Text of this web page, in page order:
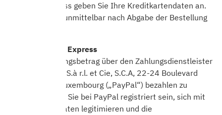
Im Bestellprozess geben Sie Ihre Kreditkartendaten an.
Ihre Karte wird unmittelbar nach Abgabe der Bestellung
PayPal, PayPal Express
Um den Rechnungsbetrag über den Zahlungsdienstleister
PayPal (Europe) S.à r.l. et Cie, S.C.A, 22-24 Boulevard
Royal, L-2449 Luxembourg („PayPal“) bezahlen zu
können, müssen Sie bei PayPal registriert sein, sich mit
Ihren Zugangsdaten legitimieren und die